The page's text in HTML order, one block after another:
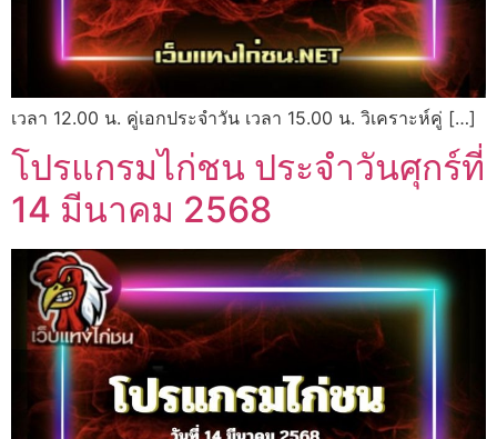
เวลา 12.00 น. คู่เอกประจำวัน เวลา 15.00 น. วิเคราะห์คู่ […]
โปรแกรมไก่ชน ประจำวันศุกร์ที่
14 มีนาคม 2568